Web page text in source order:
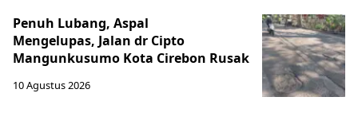
Penuh Lubang, Aspal
Mengelupas, Jalan dr Cipto
Mangunkusumo Kota Cirebon Rusak
10 Agustus 2026